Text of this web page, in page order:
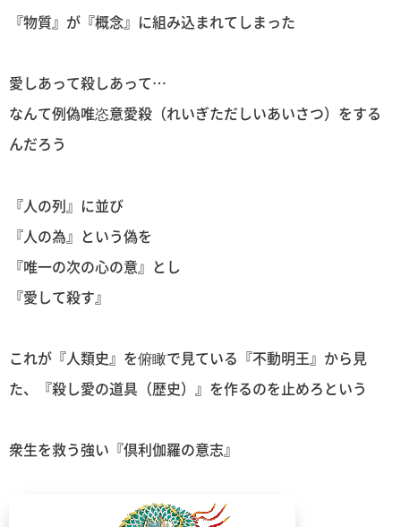
『物質』が『概念』に組み込まれてしまった
愛しあって殺しあって…
なんて例偽唯恣意愛殺（れいぎただしいあいさつ）をする
んだろう
『人の列』に並び
『人の為』という偽を
『唯一の次の心の意』とし
『愛して殺す』
これが『人類史』を俯瞰で見ている『不動明王』から見
た、『殺し愛の道具（歴史）』を作るのを止めろという
衆生を救う強い『倶利伽羅の意志』